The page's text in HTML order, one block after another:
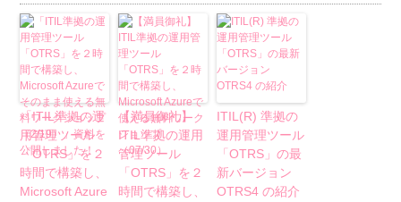
「ITIL準拠の運
用管理ツール
「OTRS」を２
時間で構築し、
Microsoft Azure
【満員御礼】
ITIL準拠の運用
管理ツール
「OTRS」を２
時間で構築し、
ITIL(R) 準拠の
運用管理ツール
「OTRS」の最
新バージョン
OTRS4 の紹介